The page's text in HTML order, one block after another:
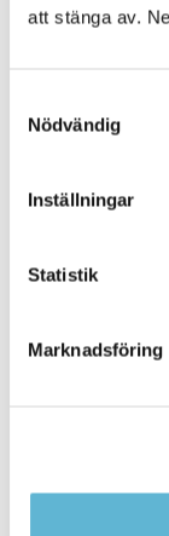
att stänga av.
Nödvändig
Inställningar
Statistik
Marknadsföring
KONTAKT
Besöksadress
Box 18, 295 21